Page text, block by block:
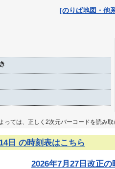
[のりば地図・他
っては、正しく2次元バーコードを読み取
日 の時刻表はこちら
2026年7月27日改正